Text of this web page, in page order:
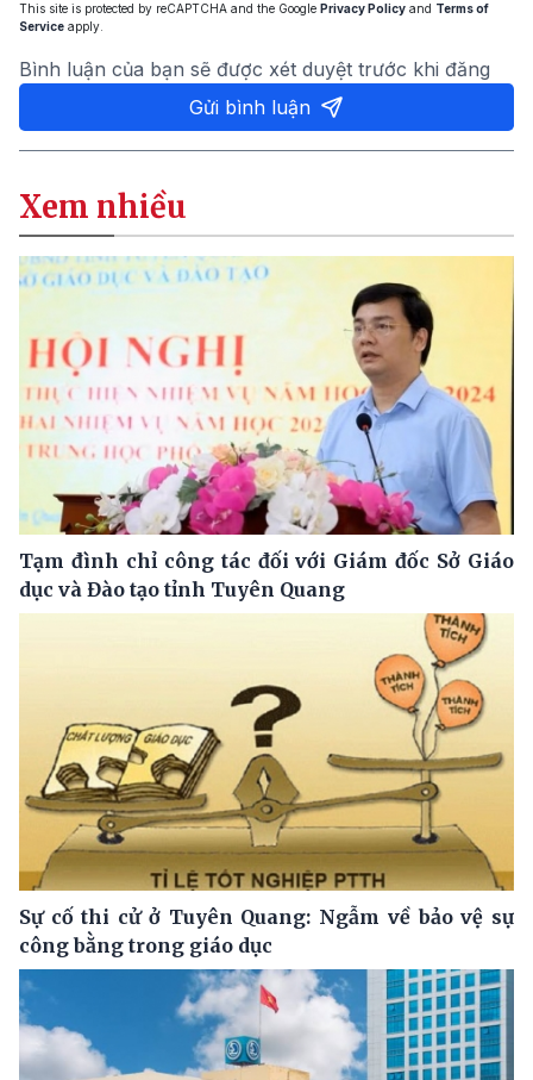
This site is protected by reCAPTCHA and the Google Privacy Policy and Terms of
Service apply.
Bình luận của bạn sẽ được xét duyệt trước khi đăng
Gửi bình luận
Xem nhiều
Tạm đình chỉ công tác đối với Giám đốc Sở Giáo
dục và Đào tạo tỉnh Tuyên Quang
Sự cố thi cử ở Tuyên Quang: Ngẫm về bảo vệ sự
công bằng trong giáo dục